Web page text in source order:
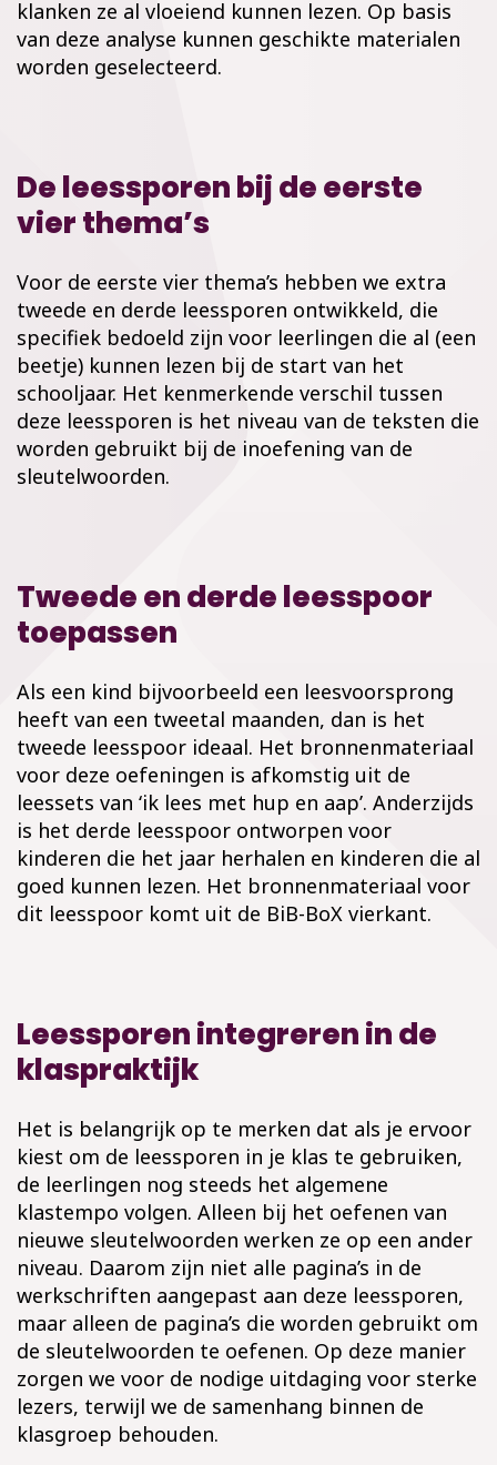
klanken ze al vloeiend kunnen lezen. Op basis
van deze analyse kunnen geschikte materialen
worden geselecteerd.
De leessporen bij de eerste
vier thema’s
Voor de eerste vier thema’s hebben we extra
tweede en derde leessporen ontwikkeld, die
specifiek bedoeld zijn voor leerlingen die al (een
beetje) kunnen lezen bij de start van het
schooljaar. Het kenmerkende verschil tussen
deze leessporen is het niveau van de teksten die
worden gebruikt bij de inoefening van de
sleutelwoorden.
Tweede en derde leesspoor
toepassen
Als een kind bijvoorbeeld een leesvoorsprong
heeft van een tweetal maanden, dan is het
tweede leesspoor ideaal. Het bronnenmateriaal
voor deze oefeningen is afkomstig uit de
leessets van ‘ik lees met hup en aap’. Anderzijds
is het derde leesspoor ontworpen voor
kinderen die het jaar herhalen en kinderen die al
goed kunnen lezen. Het bronnenmateriaal voor
dit leesspoor komt uit de BiB-BoX vierkant.
Leessporen integreren in de
klaspraktijk
Het is belangrijk op te merken dat als je ervoor
kiest om de leessporen in je klas te gebruiken,
de leerlingen nog steeds het algemene
klastempo volgen. Alleen bij het oefenen van
nieuwe sleutelwoorden werken ze op een ander
niveau. Daarom zijn niet alle pagina’s in de
werkschriften aangepast aan deze leessporen,
maar alleen de pagina’s die worden gebruikt om
de sleutelwoorden te oefenen. Op deze manier
zorgen we voor de nodige uitdaging voor sterke
lezers, terwijl we de samenhang binnen de
klasgroep behouden.